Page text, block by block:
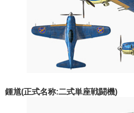
鍾馗(正式名称:二式単座戦闘機)